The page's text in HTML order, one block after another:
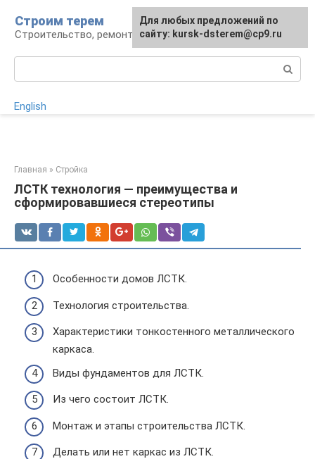
контенту
Строим терем
Строительство, ремонт, ландшафт
English
Главная » Стройка
ЛСТК технология — преимущества и
сформировавшиеся стереотипы
Особенности домов ЛСТК.
Технология строительства.
Характеристики тонкостенного металлического
каркаса.
Виды фундаментов для ЛСТК.
Из чего состоит ЛСТК.
Монтаж и этапы строительства ЛСТК.
Делать или нет каркас из ЛСТК.
Для любых предложений по
сайту: kursk-dsterem@cp9.ru